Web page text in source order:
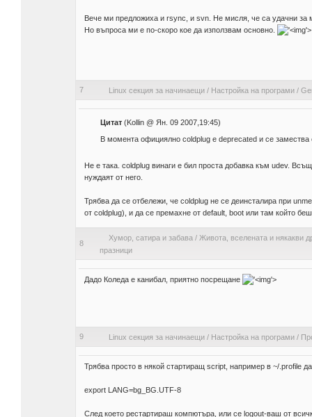
Вече ми предложиха и rsync, и svn. Не мисля, че са удачни за
Но въпроса ми е по-скоро кое да използвам основно.
'>
7 Linux секция за начинаещи/ Настройка на програми/
Цитат(Kollin @ Ян. 09 2007,19:45)
В момента официялно coldplug е deprecated и се
Не е така. coldplug винаги е бил проста добавка към udev.
нуждаят от него.
Трябва да се отбележи, че coldplug не се деинсталира при
от coldplug), и да се премахне от default, boot или там който
8
Хумор, сатира и забава / Живота, вселената и някакви
празници
Дадо Коледа е канибал, приятно посрещане '>
9 Linux секция за начинаещи/ Настройка на програми/
Трябва просто в някой стартиращ script, например в ~/.profile
export LANG=bg_BG.UTF-8
След което рестартираш компютъра, или се logout-ваш от